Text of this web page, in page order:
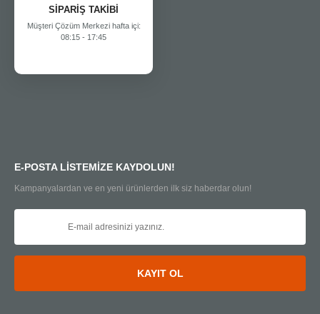
SİPARİŞ TAKİBİ
Müşteri Çözüm Merkezi hafta içi:
08:15 - 17:45
E-POSTA LİSTEMİZE KAYDOLUN!
Kampanyalardan ve en yeni ürünlerden ilk siz haberdar olun!
KAYIT OL